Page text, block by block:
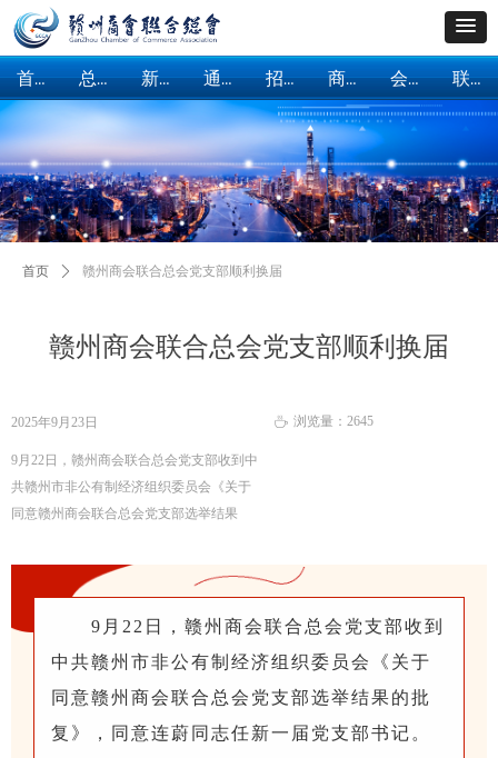
首页 总会概括 新闻中心
新闻中心
通知公告
通知公告
招商引资
招商引资
商会建设
商会建设
会员服务
会员服务
联系我们
赣州商会联合总会党支部顺利换届
首页 ꄲ 赣州商会联合总会党支部顺利换届
9月22日，赣州商会联合总会党支部收到
中共赣州市非公有制经济组织委员会《关于
同意赣州商会联合总会党支部选举结果的批
复》，同意连蔚同志任新一届党支部书记。
2025年9月23日 ꄘ 浏览量：2645
9月22日，赣州商会联合总会党支部收到中
共赣州市非公有制经济组织委员会《关于
同意赣州商会联合总会党支部选举结果